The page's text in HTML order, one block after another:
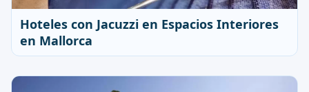
Hoteles con Jacuzzi en Espacios Interiores
en Mallorca